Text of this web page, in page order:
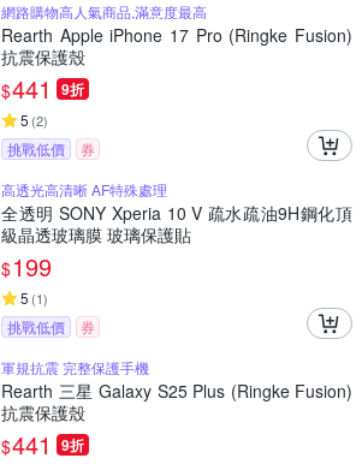
網路購物高人氣商品,滿意度最高
Rearth Apple iPhone 17 Pro (Ringke Fusion)
抗震保護殼
$441 9折
5 (2)
挑戰低價
券
高透光高清晰 AF特殊處理
全透明 SONY Xperia 10 V 疏水疏油9H鋼化頂
級晶透玻璃膜 玻璃保護貼
$199
5 (1)
挑戰低價
券
軍規抗震 完整保護手機
Rearth 三星 Galaxy S25 Plus (Ringke Fusion)
抗震保護殼
$441 9折